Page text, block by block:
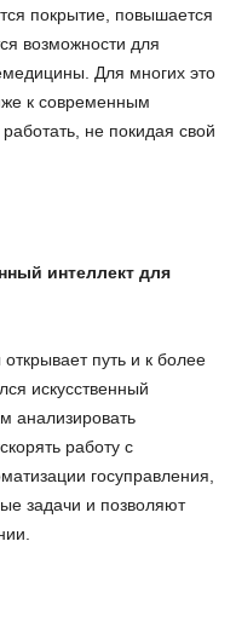
покрытие, повышается
возможности для
Для многих это
к современным
не покидая свой
интеллект для
путь и к более
искусственный
анализировать
работу с
госуправления,
задачи и позволяют